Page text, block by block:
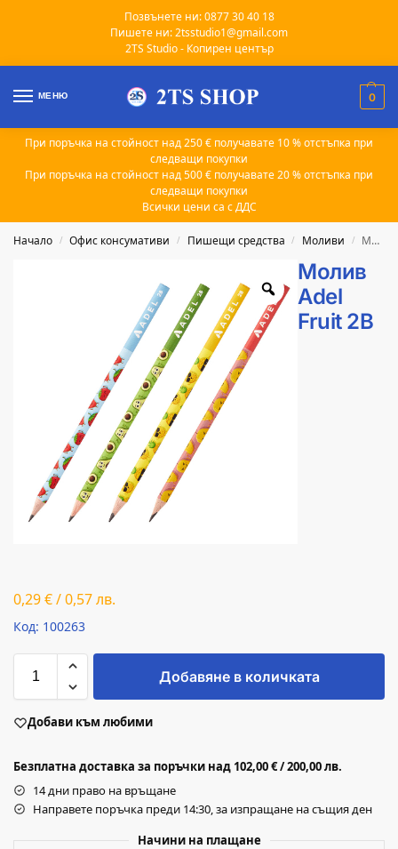
Позвънете ни: 0877 30 40 18
Пишете ни: 2tsstudio1@gmail.com
2TS Studio - Копирен център
МЕНЮ 0
При поръчка на стойност над 250 € получавате 10 % отстъпка при
следващи покупки
При поръчка на стойност над 500 € получавате 20 % отстъпка при
следващи покупки
Всички цени са с ДДС
Начало / Офис консумативи / Пишещи средства / Моливи / Молив Adel Fruit 2B
Молив
Adel
Fruit 2B
0,29€/0,57лв.
Код: 100263
Добавяне в количката
Добави към любими
Безплатна доставка за поръчки над 102,00 € / 200,00 лв.
14 дни право на връщане
Направете поръчка преди 14:30, за изпращане на същия ден
Начини на плащане